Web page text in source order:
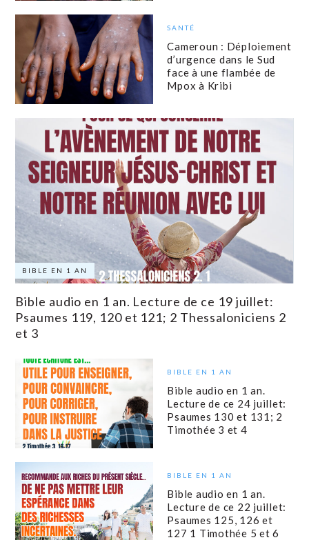
SANTÉ
Cameroun : Déploiement
d’urgence dans le Sud
face à une flambée de
Mpox à Kribi
BIBLE EN 1 AN
Bible audio en 1 an. Lecture de ce 19 juillet:
Psaumes 119, 120 et 121; 2 Thessaloniciens 2
et 3
BIBLE EN 1 AN
Bible audio en 1 an.
Lecture de ce 24 juillet:
Psaumes 130 et 131; 2
Timothée 3 et 4
BIBLE EN 1 AN
Bible audio en 1 an.
Lecture de ce 22 juillet:
Psaumes 125, 126 et
127 1 Timothée 5 et 6